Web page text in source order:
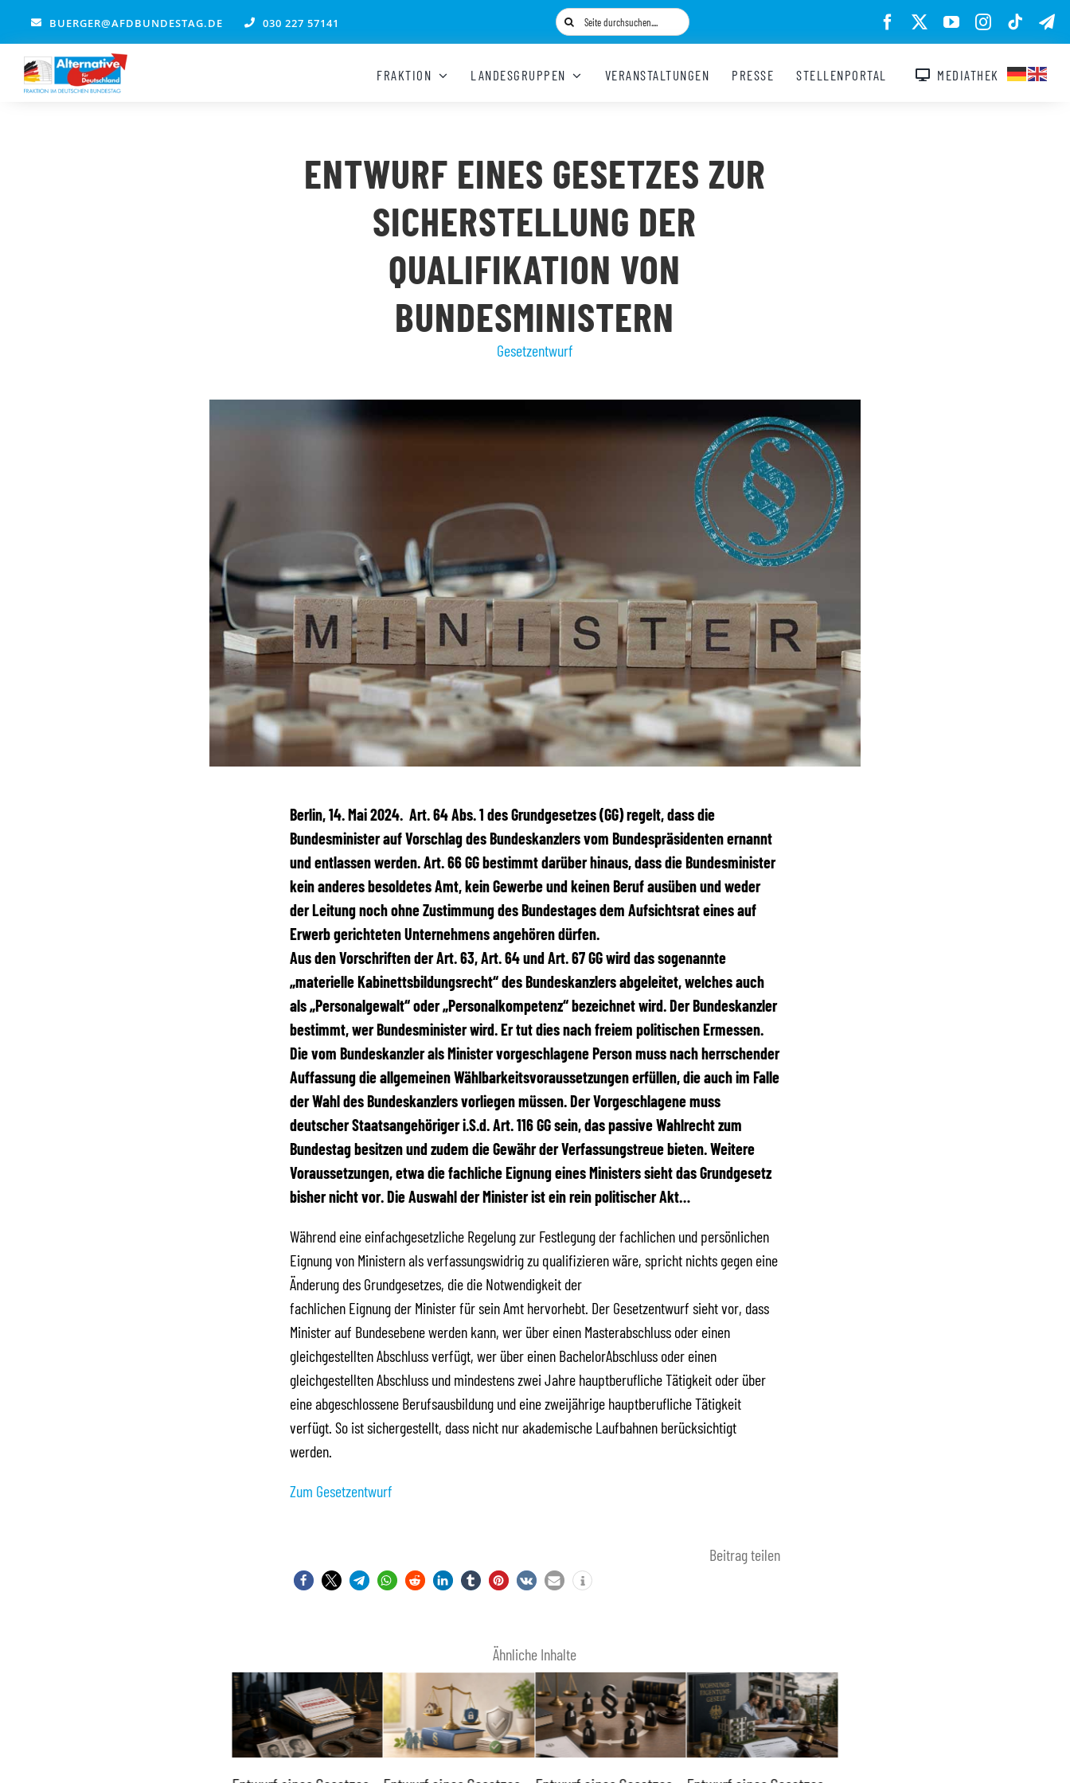
springen
BUERGER@AFDBUNDESTAG.DE 030 227 57141
Suche
nach:
FRAKTION LANDESGRUPPEN VERANSTALTUNGEN PRESSE STELLENPORTAL MEDIATHEK
ENTWURF EINES GESETZES ZUR
SICHERSTELLUNG DER
QUALIFIKATION VON
BUNDESMINISTERN
Gesetzentwurf
Berlin, 14. Mai 2024. Art. 64 Abs. 1 des Grundgesetzes (GG) regelt, dass die
Bundesminister auf Vorschlag des Bundeskanzlers vom Bundespräsidenten ernannt
und entlassen werden. Art. 66 GG bestimmt darüber hinaus, dass die Bundesminister
kein anderesbesoldetes Amt, kein Gewerbe und keinen Beruf ausüben und weder
der Leitung noch ohne Zustimmung des Bundestages dem Aufsichtsrat eines auf
Erwerb gerichteten Unternehmens angehören dürfen.
Aus den Vorschriften der Art. 63, Art. 64 und Art. 67 GG wird das sogenannte
„materielle Kabinettsbildungsrecht“ des Bundeskanzlers abgeleitet, welches auch
als „Personalgewalt“ oder „Personalkompetenz“ bezeichnet wird. Der Bundeskanzler
bestimmt, wer Bundesminister wird. Er tut dies nach freiem politischen Ermessen.
Die vom Bundeskanzler als Minister vorgeschlagene Person muss nachherrschender
Auffassung die allgemeinen Wählbarkeitsvoraussetzungen erfüllen, die auch im Falle
der Wahl des Bundeskanzlers vorliegen müssen. Der Vorgeschlagene muss
deutscher Staatsangehöriger i.S.d. Art. 116 GG sein, das passiveWahlrecht zum
Bundestag besitzen und zudem die Gewähr der Verfassungstreue bieten. Weitere
Voraussetzungen, etwa die fachliche Eignung eines Ministers sieht das Grundgesetz
bisher nicht vor. Die Auswahl der Minister ist ein rein politischer Akt…
Während eine einfachgesetzliche Regelung zur Festlegung der fachlichen und persönlichen
Eignung von Ministern als verfassungswidrig zu qualifizieren wäre, spricht nichts gegen eine
Änderung des Grundgesetzes, die die Notwendigkeit der
fachlichen Eignung der Minister für sein Amt hervorhebt. Der Gesetzentwurf sieht vor, dass
Minister auf Bundesebene werden kann, wer über einen Masterabschluss oder einen
gleichgestellten Abschluss verfügt, wer über einen BachelorAbschluss oder einen
gleichgestellten Abschluss und mindestens zwei Jahre hauptberufliche Tätigkeit oder über
eine abgeschlossene Berufsausbildung und eine zweijährige hauptberufliche Tätigkeit
verfügt. So ist sichergestellt, dass nicht nur akademische Laufbahnen berücksichtigt
werden.
Zum Gesetzentwurf
Beitrag teilen
Ähnliche Inhalte